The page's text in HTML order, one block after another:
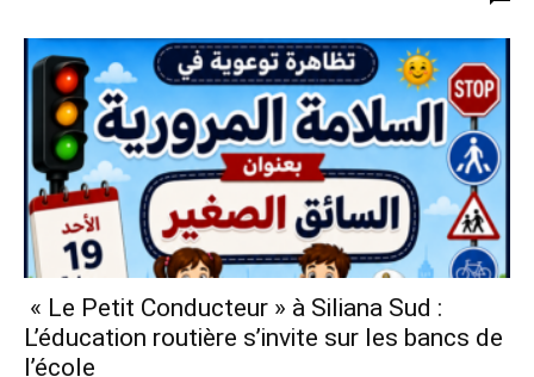
« Le Petit Conducteur » à Siliana Sud :
L’éducation routière s’invite sur les bancs de
l’école